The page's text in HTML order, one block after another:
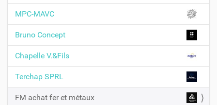
g
a
t
i
n
MPC-MAVC
Bruno Concept
Chapelle V.&Fils
Terchap SPRL
FM achat fer et métaux